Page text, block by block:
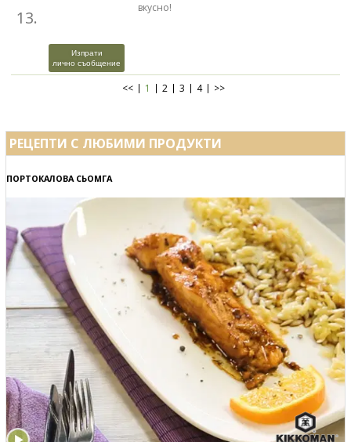
13.
Изпрати
лично съобщение
вкусно!
<< 1 2 3 4 >>
РЕЦЕПТИ С ЛЮБИМИ ПРОДУКТИ
ПОРТОКАЛОВА СЬОМГА